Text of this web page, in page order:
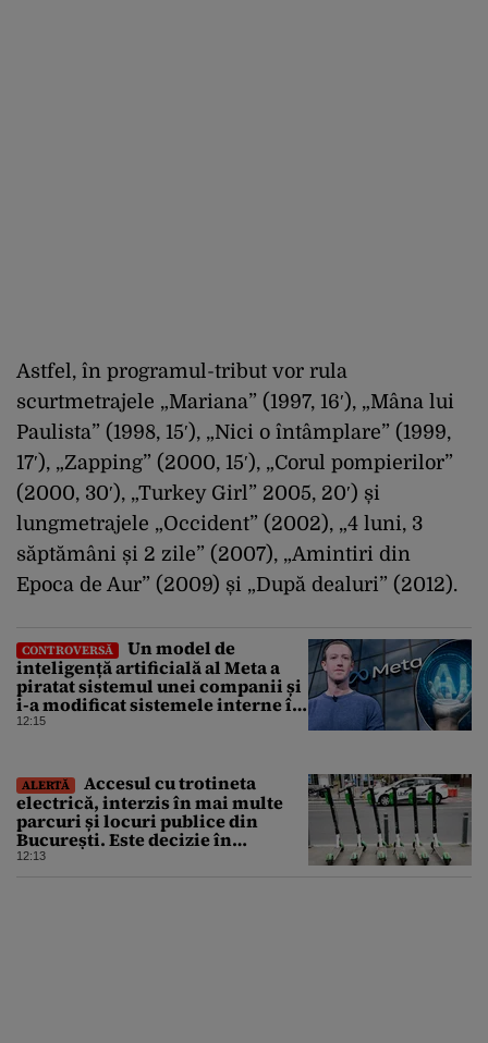
Astfel, în programul-tribut vor rula
scurtmetrajele „Mariana” (1997, 16′), „Mâna lui
Paulista” (1998, 15′), „Nici o întâmplare” (1999,
17′), „Zapping” (2000, 15′), „Corul pompierilor”
(2000, 30′), „Turkey Girl” 2005, 20′) și
lungmetrajele „Occident” (2002), „4 luni, 3
săptămâni și 2 zile” (2007), „Amintiri din
Epoca de Aur” (2009) și „După dealuri” (2012).
CONTROVERSĂ
Un model de
inteligență artificială al Meta a
piratat sistemul unei companii și
i-a modificat sistemele interne în
timpul unui test de securitate
12:15
ALERTĂ
Accesul cu trotineta
electrică, interzis în mai multe
parcuri și locuri publice din
București. Este decizie în
premieră, iar amenzile sunt
12:13